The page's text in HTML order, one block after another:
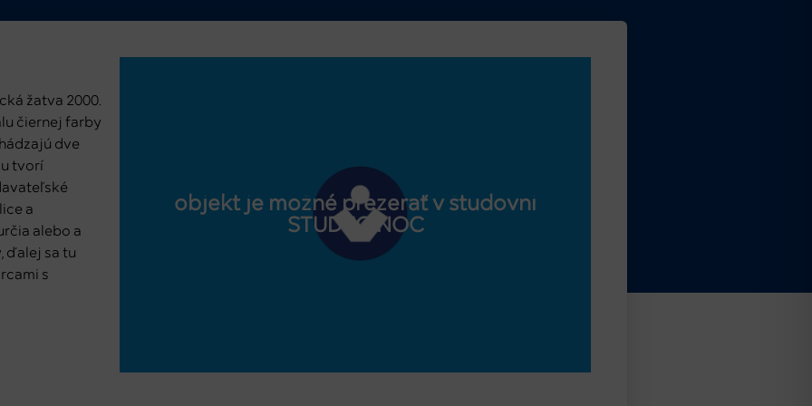
žatva 2000.
čiernej farby
dve
tvorí
a
alebo a
ďalej sa tu
s
objekt je možné prezerať v študovni
STUDEO.NOC